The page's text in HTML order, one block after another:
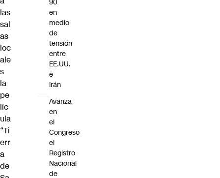
las
sal
as
loc
ale
s
la
pe
líc
ula
“Ti
err
a
de
90
en
medio
de
tensión
entre
EE.UU.
e
Irán
Avanza
en
el
Congreso
el
Registro
Nacional
de